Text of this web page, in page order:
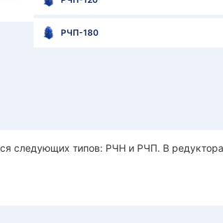
РЧП-180
следующих типов: РЧН и РЧП. В